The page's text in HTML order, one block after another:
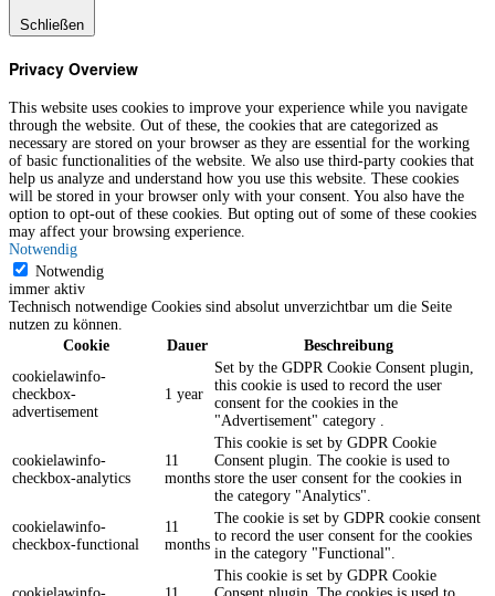
Schließen
Privacy Overview
This website uses cookies to improve your experience while you navigate
through the website. Out of these, the cookies that are categorized as
necessary are stored on your browser as they are essential for the working
of basic functionalities of the website. We also use third-party cookies that
help us analyze and understand how you use this website. These cookies
will be stored in your browser only with your consent. You also have the
option to opt-out of these cookies. But opting out of some of these cookies
may affect your browsing experience.
Notwendig
Notwendig
immer aktiv
Technisch notwendige Cookies sind absolut unverzichtbar um die Seite
nutzen zu können.
Cookie
Dauer
Beschreibung
cookielawinfo-
checkbox-
advertisement
1 year
Set by the GDPR Cookie Consent plugin,
this cookie is used to record the user
consent for the cookies in the
"Advertisement" category .
cookielawinfo-
checkbox-analytics
11
months
This cookie is set by GDPR Cookie
Consent plugin. The cookie is used to
store the user consent for the cookies in
the category "Analytics".
cookielawinfo-
checkbox-functional
11
months
The cookie is set by GDPR cookie consent
to record the user consent for the cookies
in the category "Functional".
This cookie is set by GDPR Cookie